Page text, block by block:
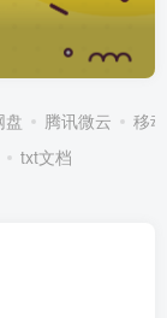
盘 腾讯微云
移
txt文档